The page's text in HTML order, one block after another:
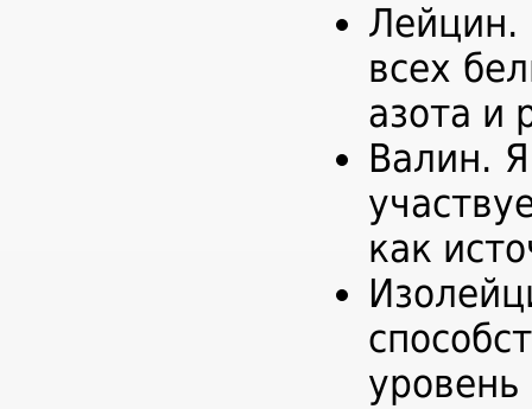
Лейцин.
всех
азота и
Валин.
как
уровень